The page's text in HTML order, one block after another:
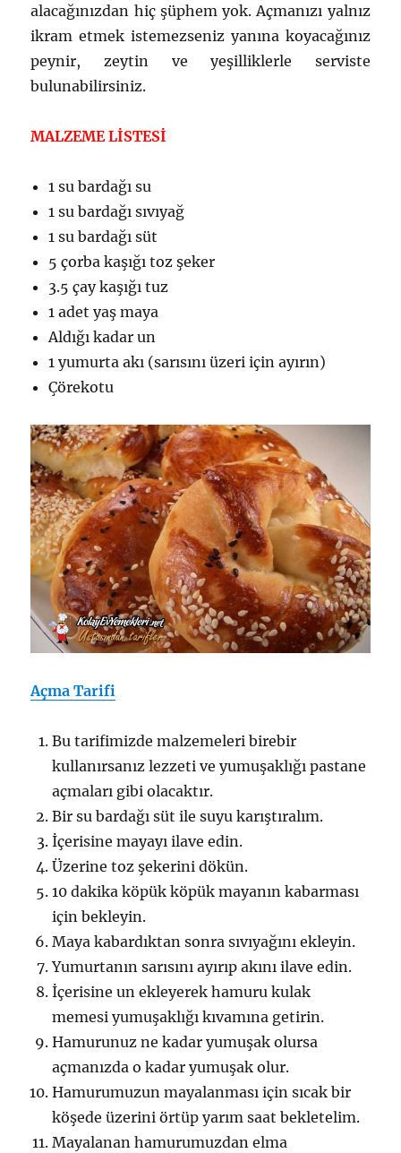
alacağınızdan hiç şüphem yok. Açmanızı yalnız
ikram etmek istemezseniz yanına koyacağınız
peynir, zeytin ve yeşilliklerle serviste
bulunabilirsiniz.
MALZEME LİSTESİ
1 su bardağı su
1 su bardağı sıvıyağ
1 su bardağı süt
5 çorba kaşığı toz şeker
3.5 çay kaşığı tuz
1 adet yaş maya
Aldığı kadar un
1 yumurta akı (sarısını üzeri için ayırın)
Çörekotu
Açma Tarifi
Bu tarifimizde malzemeleri birebir
kullanırsanız lezzeti ve yumuşaklığı pastane
açmaları gibi olacaktır.
Bir su bardağı süt ile suyu karıştıralım.
İçerisine mayayı ilave edin.
Üzerine toz şekerini dökün.
10 dakika köpük köpük mayanın kabarması
için bekleyin.
Maya kabardıktan sonra sıvıyağını ekleyin.
Yumurtanın sarısını ayırıp akını ilave edin.
İçerisine un ekleyerek hamuru kulak
memesi yumuşaklığı kıvamına getirin.
Hamurunuz ne kadar yumuşak olursa
açmanızda o kadar yumuşak olur.
Hamurumuzun mayalanması için sıcak bir
köşede üzerini örtüp yarım saat bekletelim.
Mayalanan hamurumuzdan elma